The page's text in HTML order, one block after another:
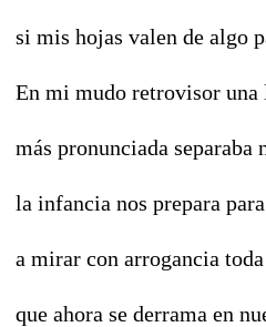
si mis hojas valen de algo
En mi mudo retrovisor una
más pronunciada separaba
la infancia nos prepara
a mirar con arrogancia
que ahora se derrama en